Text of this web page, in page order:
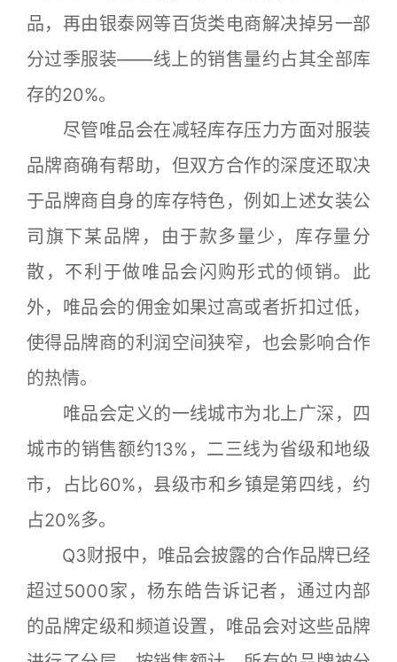
品，再由银泰网等百货类电商解决掉另一部
分过季服装——线上的销售量约占其全部库
存的20%。
尽管唯品会在减轻库存压力方面对服装
品牌商确有帮助，但双方合作的深度还取决
于品牌商自身的库存特色，例如上述女装公
司旗下某品牌，由于款多量少，库存量分
散，不利于做唯品会闪购形式的倾销。此
外，唯品会的佣金如果过高或者折扣过低，
使得品牌商的利润空间狭窄，也会影响合作
的热情。
唯品会定义的一线城市为北上广深，四
城市的销售额约13%，二三线为省级和地级
市，占比60%，县级市和乡镇是第四线，约
占20%多。
Q3财报中，唯品会披露的合作品牌已经
超过5000家，杨东皓告诉记者，通过内部
的品牌定级和频道设置，唯品会对这些品牌